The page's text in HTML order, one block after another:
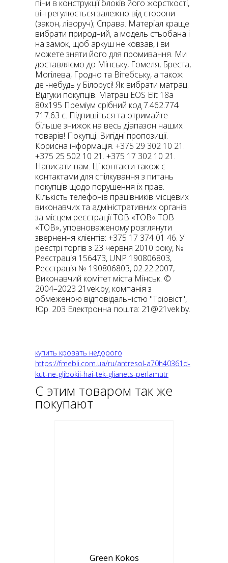
піни в конструкції блоків його жорсткості,
він регулюється залежно від сторони
(закон, ліворуч); Справа. Матеріал краще
вибрати природний, а модель стьобана і
на замок, щоб аркуш не ковзав, і ви
можете зняти його для промивання. Ми
доставляємо до Мінську, Гомеля, Бреста,
Могілева, Гродно та Вітебську, а також
де -небудь у Білорусі! Як вибрати матрац.
Відгуки покупців. Матрац EOS Elit 18a
80x195 Преміум срібний код 7.462.774
717.63 с. Підпишіться та отримайте
більше знижок на весь діапазон наших
товарів! Покупці. Вигідні пропозиції.
Корисна інформація. +375 29 302 10 21.
+375 25 502 10 21. +375 17 302 10 21.
Написати нам. Ці контакти також є
контактами для спілкування з питань
покупців щодо порушення їх прав.
Кількість телефонів працівників місцевих
виконавчих та адміністративних органів
за місцем реєстрації ТОВ «ТОВ« ТОВ
«ТОВ», уповноваженому розглянути
звернення клієнтів: +375 17 374 01 46. У
реєстрі торгів з 23 червня 2010 року, №
Реєстрація 156473, UNP 190806803,
Реєстрація № 190806803, 02.22.2007,
Виконавчий комітет міста Мінськ. ©
2004–2023 21vek.by, компанія з
обмеженою відповідальністю "Тріовіст",
Юр. 203 Електронна пошта: 21@21vek.by.
купить кровать недорого
https://fmebli.com.ua/ru/antresol-a70h40361d-
kut-ne-glibokii-hai-tek-glianets-perlamutr
С этим товаром так же
покупают
Green Kokos